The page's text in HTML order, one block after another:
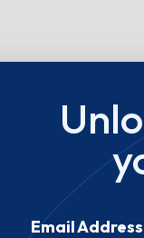
Email Address